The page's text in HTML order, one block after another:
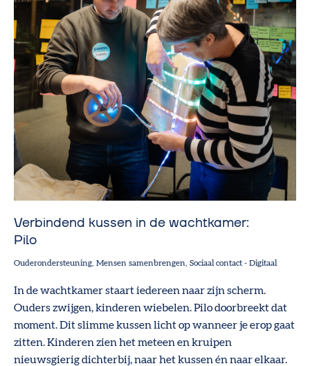
Verbindend kussen in de wachtkamer:
Pilo
Ouderondersteuning Mensen samenbrengen Sociaal contact - Digitaal
In de wachtkamer staart iedereen naar zijn scherm.
Ouders zwijgen, kinderen wiebelen. Pilo doorbreekt dat
moment. Dit slimme kussen licht op wanneer je erop gaat
zitten. Kinderen zien het meteen en kruipen
nieuwsgierig dichterbij, naar het kussen én naar elkaar.